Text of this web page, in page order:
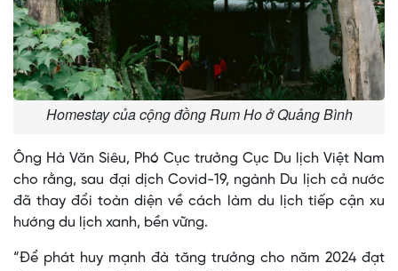
Homestay của cộng đồng Rum Ho ở Quảng Bình
Ông Hà Văn Siêu, Phó Cục trưởng Cục Du lịch Việt Nam
cho rằng, sau đại dịch Covid-19, ngành Du lịch cả nước
đã thay đổi toàn diện về cách làm du lịch tiếp cận xu
hướng du lịch xanh, bền vững.
“Để phát huy mạnh đà tăng trưởng cho năm 2024 đạt